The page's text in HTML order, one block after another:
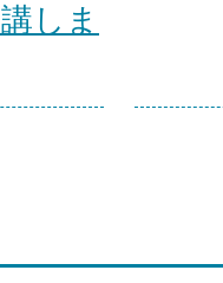
しま